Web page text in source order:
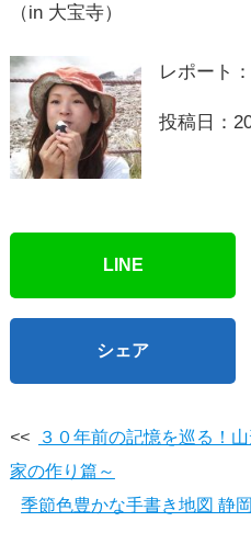
（in 大宝寺）
レポート
投稿日：
LINE
シェア
<<
３０年前の記憶を巡る！
家の作り篇～
季節色豊かな手書き地図 静